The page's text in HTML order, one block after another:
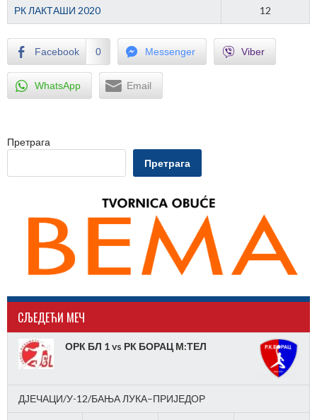
РК ЛАКТАШИ 2020 12
Facebook 0 Messenger Viber
WhatsApp Email
Претрага
Претрага
CЉЕДЕЋИ МЕЧ
ОРК БЛ 1 vs РК БОРАЦ М:ТЕЛ
ДЈЕЧАЦИ/У-12/БАЊА ЛУКА–ПРИЈЕДОР